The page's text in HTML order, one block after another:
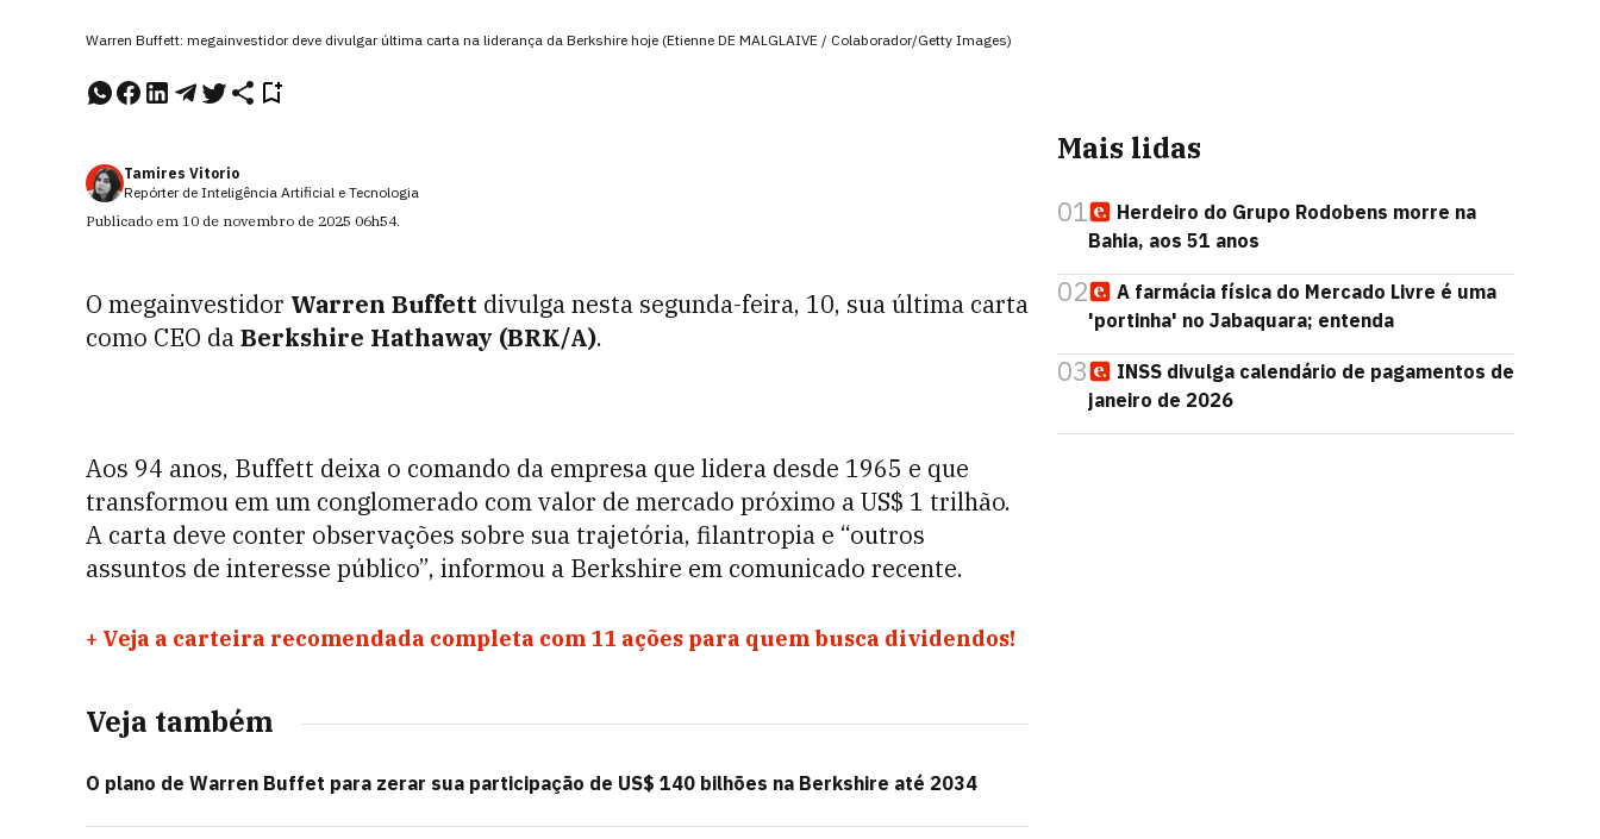
Warren Buffett: megainvestidor deve divulgar última carta na liderança da Berkshire hoje (Etienne DE MALGLAIVE / Colaborador/Getty Images)
Tamires Vitorio
Repórter de Inteligência Artificial e Tecnologia
Publicado em 10 de novembro de 2025 06h54.
O megainvestidor Warren Buffett divulga nesta segunda-feira, 10, sua última carta
como CEO daBerkshire Hathaway (BRK/A).
Aos 94 anos, Buffett deixa o comando da empresa que lidera desde 1965 e que
transformou em um conglomerado com valor de mercado próximo a US$ 1 trilhão.
A carta deve conter observações sobre sua trajetória, filantropia e “outros
assuntos de interesse público”, informou a Berkshire em comunicado recente.
+ Veja a carteira recomendada completa com 11 ações para quem busca dividendos!
Veja também
O plano de Warren Buffet para zerar sua participação de US$ 140 bilhões na Berkshire até 2034
Mais lidas
01
Herdeiro do Grupo Rodobens morre na
Bahia, aos 51 anos
02
A farmácia física do Mercado Livre é uma
'portinha' no Jabaquara; entenda
03
INSS divulga calendário de pagamentos de
janeiro de 2026